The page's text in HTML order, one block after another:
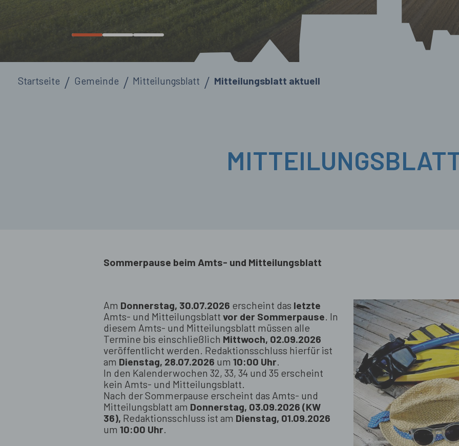
Startseite Gemeinde Mitteilungsblatt Mitteilungsblatt aktuell
Sommerpause beim Amts- und Mitteilungsblatt
Am Donnerstag, 30.07.2026 erscheint das letzte
Amts- und Mitteilungsblatt vor der Sommerpause. In
diesem Amts- und Mitteilungsblatt müssen alle
Termine bis einschließlich Mittwoch, 02.09.2026
veröffentlicht werden. Redaktionsschluss hierfür ist
am Dienstag, 28.07.2026 um 10:00 Uhr.
In den Kalenderwochen 32, 33, 34 und 35 erscheint
kein Amts- und Mitteilungsblatt.
Nach der Sommerpause erscheint das Amts- und
Mitteilungsblatt am Donnerstag, 03.09.2026 (KW
36), Redaktionsschluss ist am Dienstag, 01.09.2026
um 10:00 Uhr.